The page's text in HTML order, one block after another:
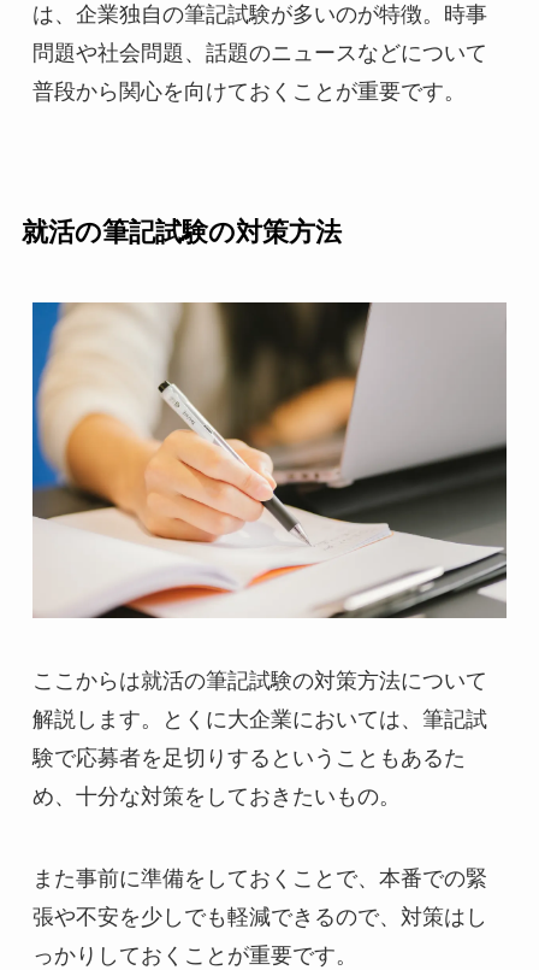
は、企業独自の筆記試験が多いのが特徴。時事
問題や社会問題、話題のニュースなどについて
普段から関心を向けておくことが重要です。
就活の筆記試験の対策方法
ここからは就活の筆記試験の対策方法について
解説します。とくに大企業においては、筆記試
験で応募者を足切りするということもあるた
め、十分な対策をしておきたいもの。
また事前に準備をしておくことで、本番での緊
張や不安を少しでも軽減できるので、対策はし
っかりしておくことが重要です。